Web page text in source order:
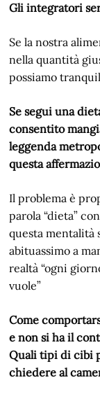
Gli integratori
Se la nostra
nella quantità
possiamo
Se segui una
consentito
leggenda
questa
Il problema è
parola “dieta”
questa mentalità
abituassimo a
realtà “ogni
vuole”
Come
e non si ha il
Quali tipi di cibi
chiedere al